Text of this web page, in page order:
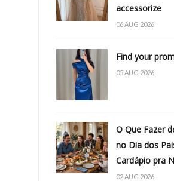
accessorize
06 AUG 2026
Find your
05 AUG 2026
O Que Fazer
no Dia dos
Cardápio pra
02 AUG 2026